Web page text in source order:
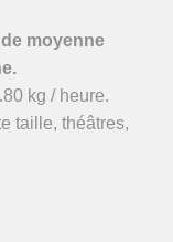
moyenne
kg / heure.
taille, théâtres,